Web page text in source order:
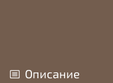
Описание